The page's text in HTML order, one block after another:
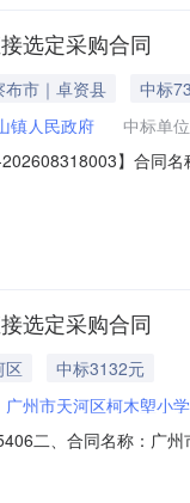
选定采购合同
布市｜卓资县
中标
镇人民政府
中标单
】合同
：邓媛合同主要信息1
选定采购合同
区
中标3132元
广州市天河区柯木塱小学
二、合同名称：广
室-B781联系方式